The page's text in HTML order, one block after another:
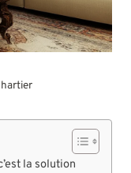
la solution